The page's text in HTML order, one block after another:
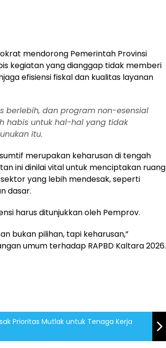
mendorong Pemerintah Provinsi
kegiatan yang dianggap tidak memberi
efisiensi fiskal dan kualitas layanan
berlebih, dan program non-esensial
habis untuk hal-hal yang tidak
itu.
merupakan keharusan di tengah
ini dinilai vital untuk menciptakan ruang
yang lebih mendesak, seperti
dasar.
harus ditunjukkan oleh Pemprov.
bukan pilihan, tapi keharusan,”
umum terhadap RAPBD Kaltara 2026.
Prioritas Mutlak untuk Tenaga Kerja